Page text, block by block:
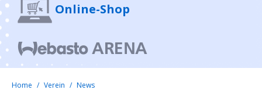
Online-Shop
Home Verein News